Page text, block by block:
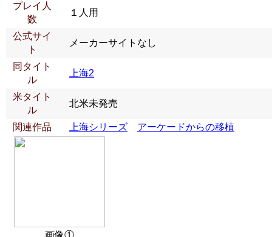
プレイ人
数
１人用
公式サイ
ト
メーカーサイトなし
同タイト
ル
上海2
米タイト
ル
北米未発売
関連作品 上海シリーズ アーケードからの移植